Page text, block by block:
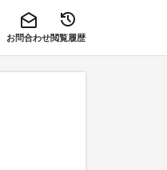
お問合わせ閲覧履歴